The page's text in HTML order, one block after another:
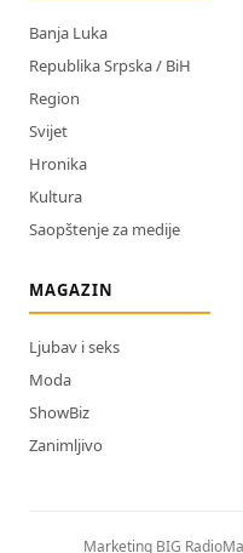
Banja Luka
Republika Srpska / BiH
Region
Svijet
Hronika
Kultura
Saopštenje za medije
MAGAZIN
Ljubav i seks
Moda
ShowBiz
Zanimljivo
Marketing BIG Radio